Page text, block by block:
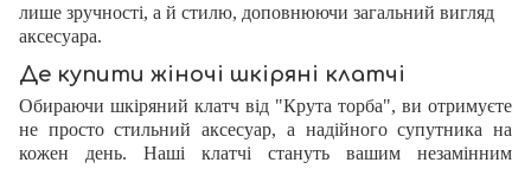
лише зручності, а й стилю, доповнюючи загальний вигляд
аксесуара.
Де купити жіночі шкіряні клатчі
Обираючи шкіряний клатч від "Крута торба", ви отримуєте
не просто стильний аксесуар, а надійного супутника на
кожен день. Наші клатчі стануть вашим незамінним